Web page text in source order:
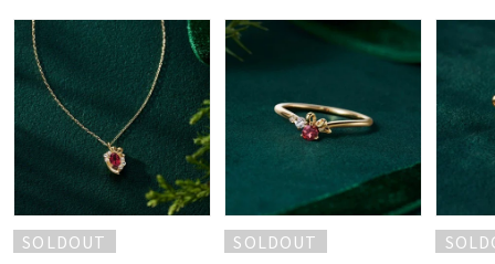
SOLDOUT SOLDOUT